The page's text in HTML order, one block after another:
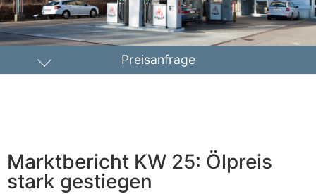
Preisanfrage
Menge
Anzahl Abladeorte
Marktbericht KW 25: Ölpreis
stark gestiegen